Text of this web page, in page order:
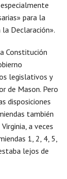
para la
Declaración».
Constitución
legislativos y
de Mason. Pero
disposiciones
también
a veces
1, 2, 4, 5,
lejos de